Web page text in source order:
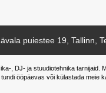
puiestee 19, Tallinn,
, DJ- ja stuudiotehnika
ööpäevas või külastada meie